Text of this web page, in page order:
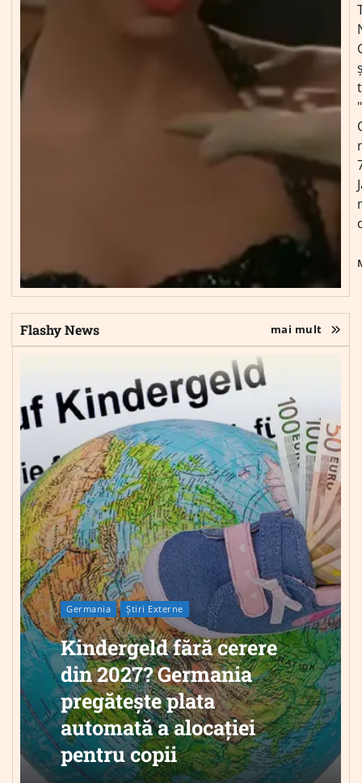
Flashy News mai mult
Germania Știri Externe
Kindergeld fără cerere
din 2027? Germania
pregătește plata
automată a alocației
pentru copii